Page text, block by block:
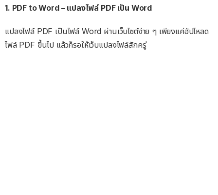
1. PDF to Word – แปลงไฟล์ PDF เป็น Word
แปลงไฟล์ PDF เป็นไฟล์ Word ผ่านเว็บไซต์ง่าย ๆ เพียงแค่อัปโหลด
ไฟล์ PDF ขึ้นไป แล้วก็รอให้เว็บแปลงไฟล์สักครู่